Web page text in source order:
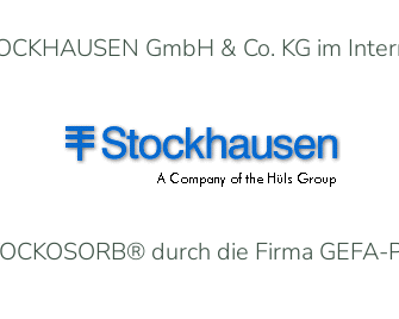
GmbH & Co. KG im
durch die Firma